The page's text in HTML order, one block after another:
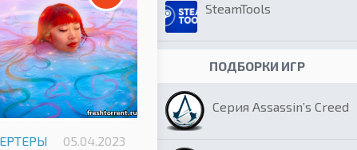
05.04.2023
SteamTools
ПОДБОРКИ ИГР
Серия Assassin’s Creed